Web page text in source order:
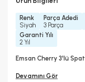
Renk
Siyah
Parça Adedi
3 Parça
Garanti Yılı
2 Yıl
Emsan Cherry 3'lü
Devamını Gör